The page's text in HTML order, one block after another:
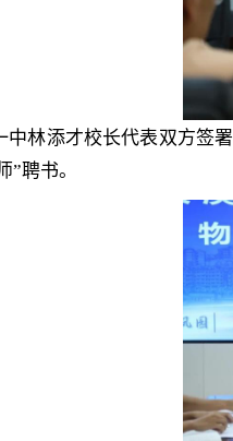
中林添才校长代表双方签
聘书。